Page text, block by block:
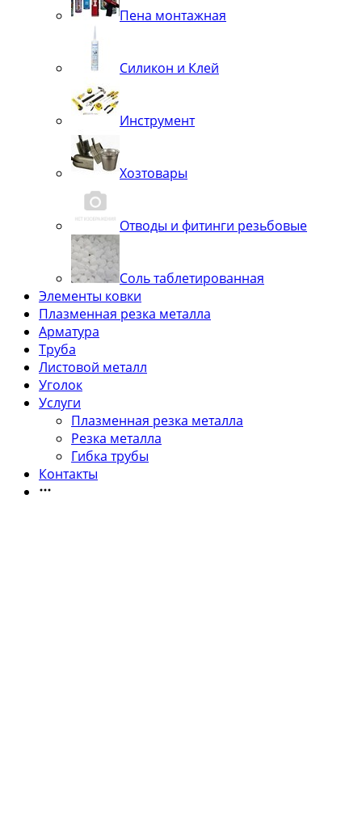
Пена монтажная
Силикон и Клей
Инструмент
Хозтовары
Отводы и фитинги резьбовые
Соль таблетированная
Элементы ковки
Плазменная резка металла
Арматура
Труба
Листовой металл
Уголок
Услуги
Плазменная резка металла
Резка металла
Гибка трубы
Контакты